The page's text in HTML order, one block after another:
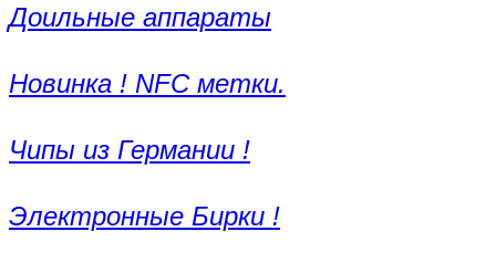
Доильные аппараты
Новинка ! NFC метки.
Чипы из Германии !
Электронные Бирки !